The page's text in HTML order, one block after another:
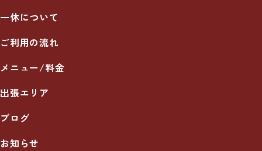
一休について
ご利用の流れ
メニュー/料金
出張エリア
ブログ
お知らせ